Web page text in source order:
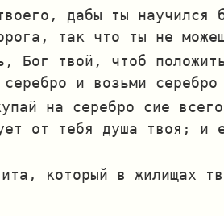
дабы ты научился
так что ты не
Бог твой, чтоб
и возьми
на серебро сие
от тебя душа твоя; и
который в жилищах